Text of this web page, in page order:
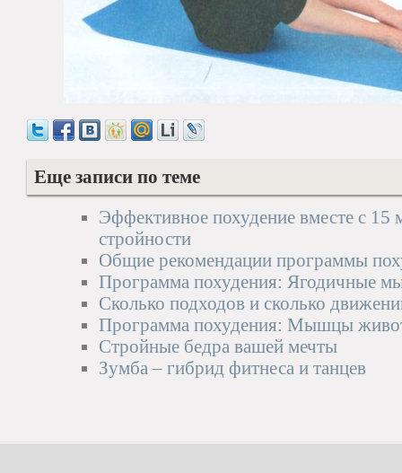
Еще записи по теме
Эффективное похудение вместе с
стройности
Общие рекомендации программы
Программа похудения: Ягодичные
Сколько подходов и сколько
Программа похудения: Мышцы
Стройные бедра вашей мечты
Зумба – гибрид фитнеса и танцев